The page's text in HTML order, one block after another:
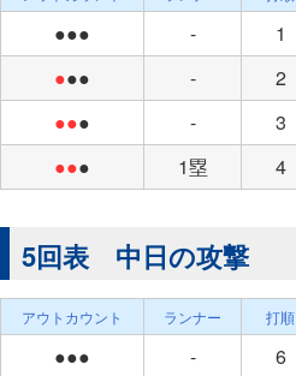
●●● - 1
●●● - 2
●●● - 3
●●● 1塁 4
5回表 中日の攻撃
アウトカウント ランナー 打順
●●● - 6